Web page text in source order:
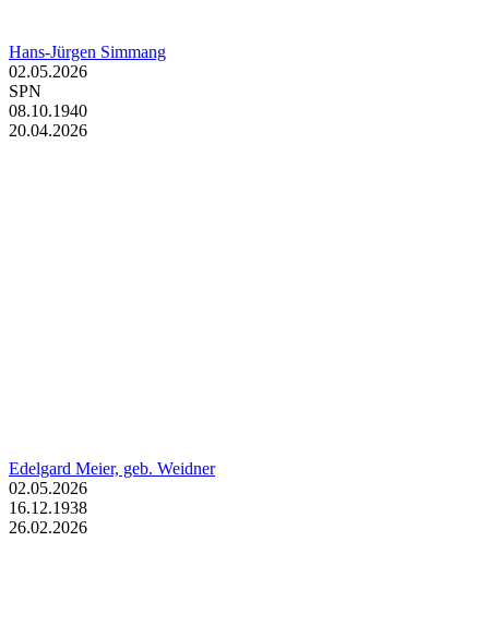
Hans-Jürgen Simmang
02.05.2026
SPN
08.10.1940
20.04.2026
Edelgard Meier, geb. Weidner
02.05.2026
16.12.1938
26.02.2026